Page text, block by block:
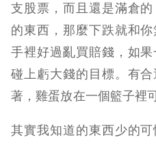
支股票，而且還是滿倉
的東西，那麼下跌就和
手裡好過亂買賠錢，如
碰上虧大錢的目標。有
著，雞蛋放在一個籃子裡
其實我知道的東西少的